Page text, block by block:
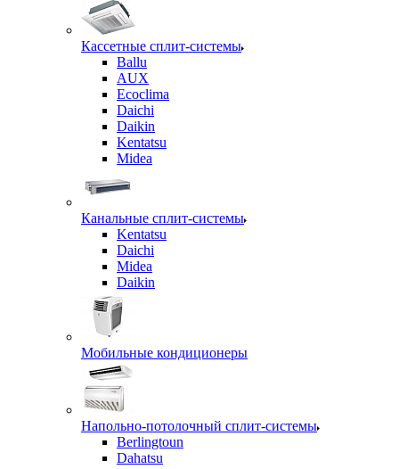
Кассетные сплит-системы
Ballu
AUX
Ecoclima
Daichi
Daikin
Kentatsu
Midea
Канальные сплит-системы
Kentatsu
Daichi
Midea
Daikin
Мобильные кондиционеры
Напольно-потолочный сплит-системы
Berlingtoun
Dahatsu